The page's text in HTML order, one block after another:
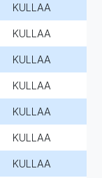
KULLAA
KULLAA
KULLAA
KULLAA
KULLAA
KULLAA
KULLAA